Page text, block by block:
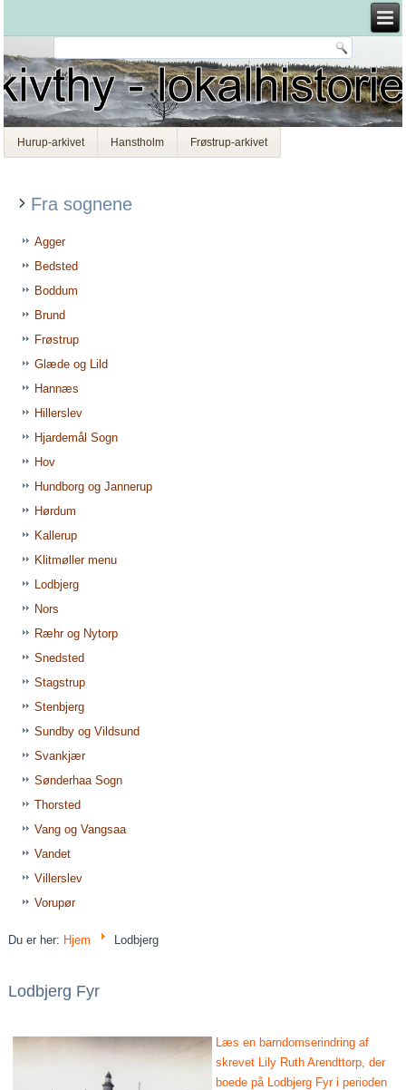
Hurup-arkivet Hanstholm Frøstrup-arkivet
Fra sognene
Agger
Bedsted
Boddum
Brund
Frøstrup
Glæde og Lild
Hannæs
Hillerslev
Hjardemål Sogn
Hov
Hundborg og Jannerup
Hørdum
Kallerup
Klitmøller menu
Lodbjerg
Nors
Ræhr og Nytorp
Snedsted
Stagstrup
Stenbjerg
Sundby og Vildsund
Svankjær
Sønderhaa Sogn
Thorsted
Vang og Vangsaa
Vandet
Villerslev
Vorupør
Du er her: Hjem Lodbjerg
Lodbjerg Fyr
Læs en barndomserindring af
skrevet Lily Ruth Arendttorp, der
boede på Lodbjerg Fyr i perioden